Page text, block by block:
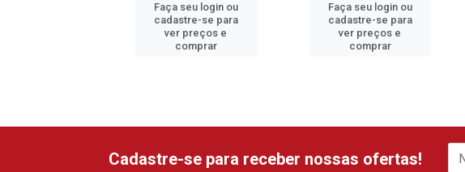
Faça seu login ou
cadastre-se para
ver preços e
comprar
Faça seu login ou
cadastre-se para
ver preços e
comprar
Cadastre-se para receber nossas ofertas!